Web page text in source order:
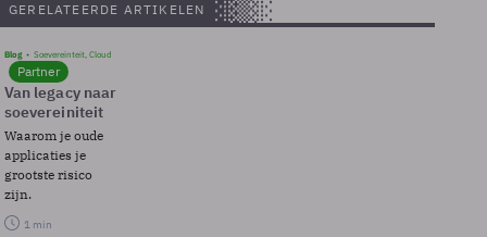
GERELATEERDE ARTIKELEN
Blog Soevereinteit, Cloud
Partner
Van legacy naar
soevereiniteit
Waarom je oude
applicaties je
grootste risico
zijn.
1 min